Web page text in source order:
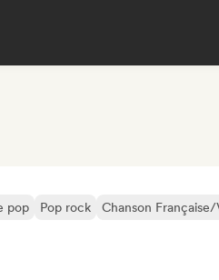
pop Pop rock Chanson Française/